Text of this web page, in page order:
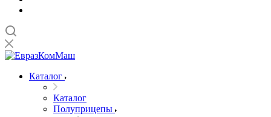
Каталог
Каталог
Полуприцепы